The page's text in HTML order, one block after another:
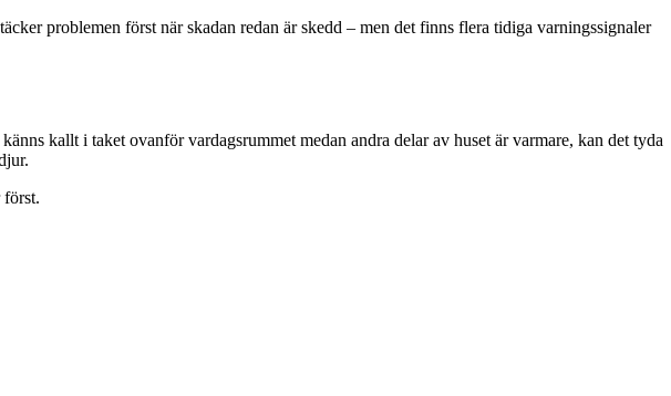
problemen först när skadan redan är skedd – men det finns flera tidiga varningssignaler
kallt i taket ovanför vardagsrummet medan andra delar av huset är varmare, kan det tyda
först.